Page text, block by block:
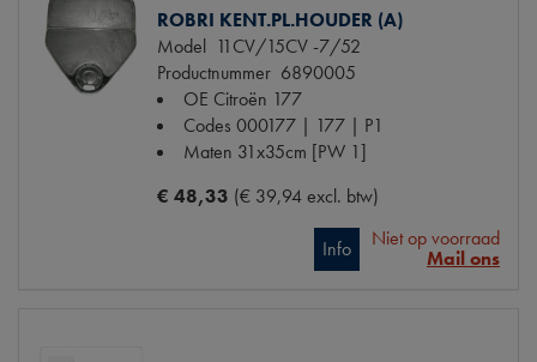
ROBRI KENT.PL.HOUDER (A)
Model 11CV/15CV -7/52
Productnummer 6890005
OE Citroën 177
Codes 000177 | 177 | P1
Maten 31x35cm [PW 1]
€ 48,33 (€ 39,94 excl. btw)
Info
Niet op voorraad
Mail ons